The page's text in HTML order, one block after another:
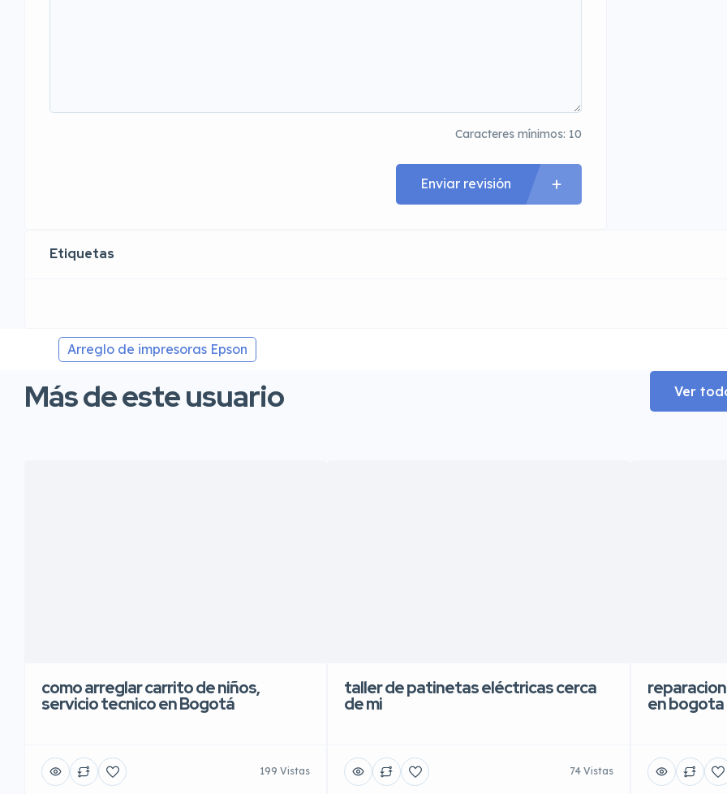
Caracteres mínimos: 10
Enviar revisión
Etiquetas
Arreglo de impresoras Epson
Más de este usuario Ver
como arreglar carrito de niños,
servicio tecnico en Bogotá
199 Vistas
taller de patinetas eléctricas cerca
de mi
74 Vistas
en bogota